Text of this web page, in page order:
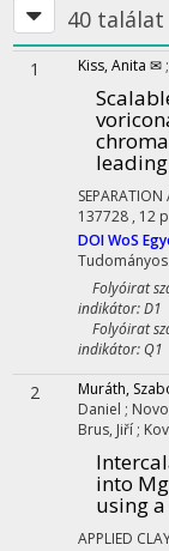
40 találat
1 Kiss, Anita ✉ ;
137728 , 12
DOIWoS
Tudományos
Folyóirat
indikátor: D1
Folyóirat
indikátor: Q1
2 Muráth,
Daniel ;
Brus, Jiří ;
into
using
APPLIED